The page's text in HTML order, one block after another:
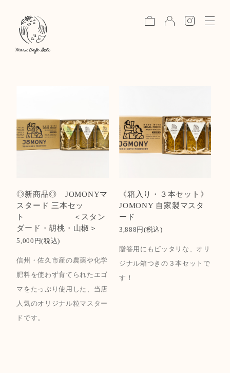
toggle
◎新商品◎ JOMONYマ
スタード 三本セッ
ト ＜スタン
ダード・胡桃・山椒＞
5,000円(税込)
信州・佐久市産の農薬や化学
肥料を使わず育てられたエゴ
マをたっぷり使用した、当店
人気のオリジナル粒マスター
ドです。
《箱入り・３本セット》
JOMONY 自家製マスタ
ード
3,888円(税込)
贈答用にもピッタリな、オリ
ジナル箱つきの３本セットで
す！